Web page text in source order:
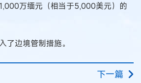
万缅元（相当于5,000美元）的
了边境管制措施。
下一篇